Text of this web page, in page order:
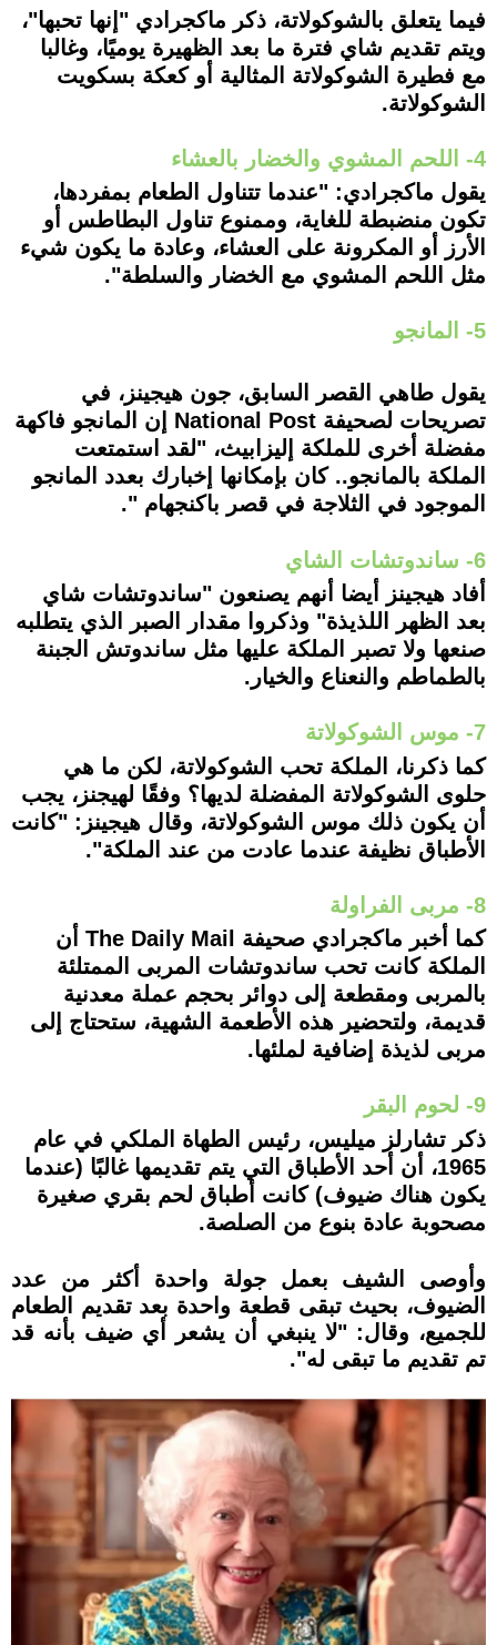
فيما يتعلق بالشوكولاتة، ذكر ماكجرادي "إنها تحبها"،
ويتم تقديم شاي فترة ما بعد الظهيرة يوميًا، وغالبا
مع فطيرة الشوكولاتة المثالية أو كعكة بسكويت
الشوكولاتة.
4- اللحم المشوي والخضار بالعشاء
يقول ماكجرادي: "عندما تتناول الطعام بمفردها،
تكون منضبطة للغاية، وممنوع تناول البطاطس أو
الأرز أو المكرونة على العشاء، وعادة ما يكون شيء
مثل اللحم المشوي مع الخضار والسلطة".
5- المانجو
يقول طاهي القصر السابق، جون هيجينز، في
تصريحات لصحيفة National Post إن المانجو فاكهة
مفضلة أخرى للملكة إليزابيث، "لقد استمتعت
الملكة بالمانجو.. كان بإمكانها إخبارك بعدد المانجو
الموجود في الثلاجة في قصر باكنجهام ".
6- ساندوتشات الشاي
أفاد هيجينز أيضا أنهم يصنعون "ساندوتشات شاي
بعد الظهر اللذيذة" وذكروا مقدار الصبر الذي يتطلبه
صنعها ولا تصبر الملكة عليها مثل ساندوتش الجبنة
بالطماطم والنعناع والخيار.
7- موس الشوكولاتة
كما ذكرنا، الملكة تحب الشوكولاتة، لكن ما هي
حلوى الشوكولاتة المفضلة لديها؟ وفقًا لهيجنز، يجب
أن يكون ذلك موس الشوكولاتة، وقال هيجينز: "كانت
الأطباق نظيفة عندما عادت من عند الملكة".
8- مربى الفراولة
كما أخبر ماكجرادي صحيفة The Daily Mail أن
الملكة كانت تحب ساندوتشات المربى الممتلئة
بالمربى ومقطعة إلى دوائر بحجم عملة معدنية
قديمة، ولتحضير هذه الأطعمة الشهية، ستحتاج إلى
مربى لذيذة إضافية لملئها.
9- لحوم البقر
ذكر تشارلز ميليس، رئيس الطهاة الملكي في عام
1965، أن أحد الأطباق التي يتم تقديمها غالبًا (عندما
يكون هناك ضيوف) كانت أطباق لحم بقري صغيرة
مصحوبة عادة بنوع من الصلصة.
وأوصى الشيف بعمل جولة واحدة أكثر من عدد
الضيوف، بحيث تبقى قطعة واحدة بعد تقديم الطعام
للجميع، وقال: "لا ينبغي أن يشعر أي ضيف بأنه قد
تم تقديم ما تبقى له".